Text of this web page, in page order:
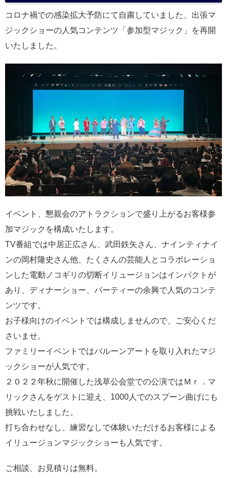
コロナ禍での感染拡大予防にて自粛していました、出張マ
ジックショーの人気コンテンツ「参加型マジック」を再開
いたしました。
イベント、懇親会のアトラクションで盛り上がるお客様参
加マジックを構成いたします。
TV番組では中居正広さん、武田鉄矢さん、ナインティナイ
ンの岡村隆史さん他、たくさんの芸能人とコラボレーショ
ンした電動ノコギリの切断イリュージョンはインパクトが
あり、ディナーショー、パーティーの余興で人気のコンテ
ンツです。
お子様向けのイベントでは構成しませんので、ご安心くだ
さいませ。
ファミリーイベントではバルーンアートを取り入れたマジ
ックショーが人気です。
２０２２年秋に開催した浅草公会堂での公演ではＭｒ．マ
リックさんをゲストに迎え、1000人でのスプーン曲げにも
挑戦いたしました。
打ち合わせなし、練習なしで体験いただけるお客様による
イリュージョンマジックショーも人気です。
ご相談、お見積りは無料。